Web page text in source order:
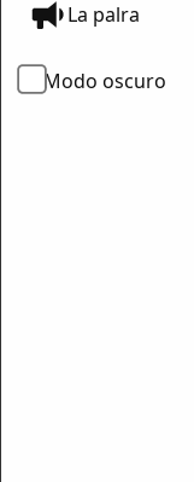
La palra
Modo oscuro